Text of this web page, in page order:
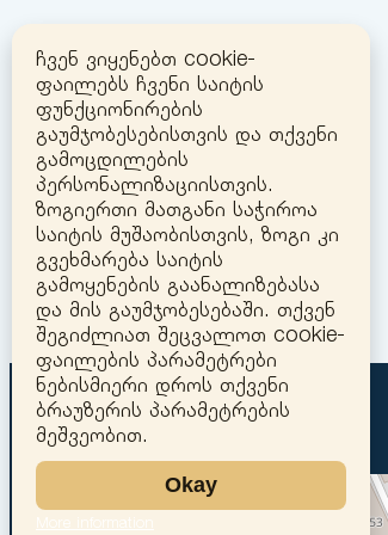
ჩვენ ვიყენებთ cookie-
ფაილებს ჩვენი საიტის
ფუნქციონირების
გაუმჯობესებისთვის და თქვენი
გამოცდილების
პერსონალიზაციისთვის.
ზოგიერთი მათგანი საჭიროა
საიტის მუშაობისთვის, ზოგი კი
გვეხმარება საიტის
გამოყენების გაანალიზებასა
და მის გაუმჯობესებაში. თქვენ
შეგიძლიათ შეცვალოთ cookie-
ფაილების პარამეტრები
ნებისმიერი დროს თქვენი
ბრაუზერის პარამეტრების
მეშვეობით.
Okay
More information